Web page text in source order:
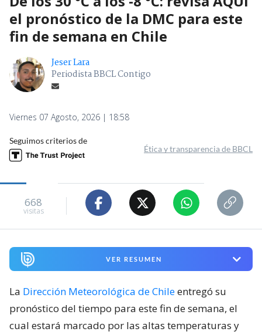
el pronóstico de la DMC para este
fin de semana en Chile
Jeser Lara
Periodista BBCL Contigo
Viernes 07 Agosto, 2026 | 18:58
Seguimos criterios de
Ética y transparencia de BBCL
668
visitas
VER RESUMEN
La Dirección Meteorológica de Chileentregó su
pronóstico del tiempo para este fin de semana, el
cual estará marcado por las altas temperaturas y